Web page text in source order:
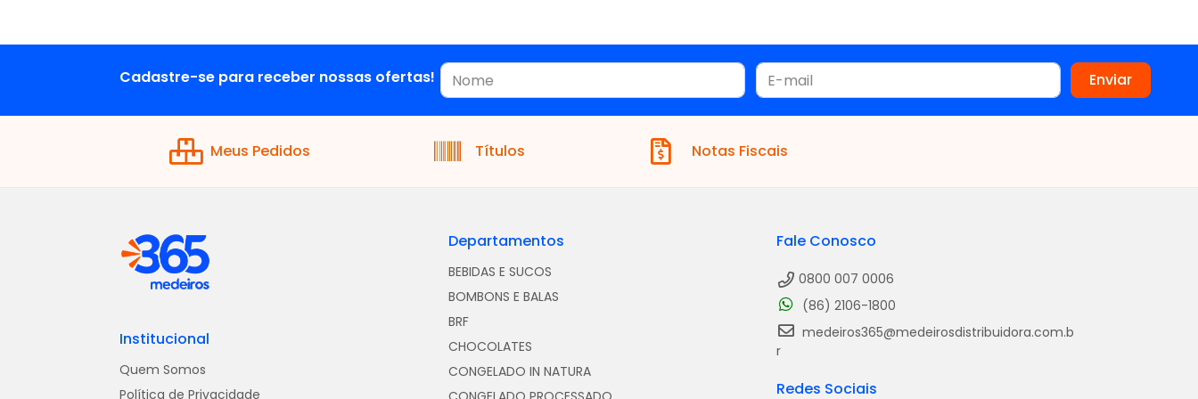
Cadastre-se para receber nossas ofertas!
Meus Pedidos Títulos Notas Fiscais
Institucional
Quem Somos
Política de Privacidade
Departamentos
BEBIDAS E SUCOS
BOMBONS E BALAS
BRF
CHOCOLATES
CONGELADO IN NATURA
Fale Conosco
0800 007 0006
(86) 2106-1800
medeiros365@medeirosdistribuidora.com.b
r
Redes Sociais